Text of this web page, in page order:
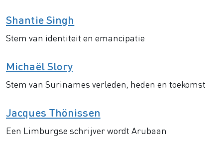
Shantie Singh
Stem van identiteit en emancipatie
Michaël Slory
Stem van Surinames verleden, heden en toekomst
Jacques Thönissen
Een Limburgse schrijver wordt Arubaan